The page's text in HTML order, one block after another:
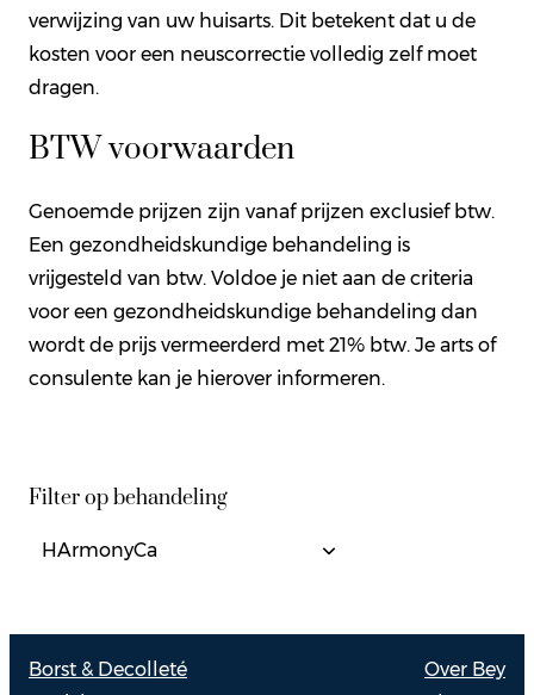
verwijzing van uw huisarts. Dit betekent dat u de
kosten voor een neuscorrectie volledig zelf moet
dragen.
BTW voorwaarden
Genoemde prijzen zijn vanaf prijzen exclusief btw.
Een gezondheidskundige behandeling is
vrijgesteld van btw. Voldoe je niet aan de criteria
voor een gezondheidskundige behandeling dan
wordt de prijs vermeerderd met 21% btw. Je arts of
consulente kan je hierover informeren.
Filter op behandeling
Borst & Decolleté
Over Bey